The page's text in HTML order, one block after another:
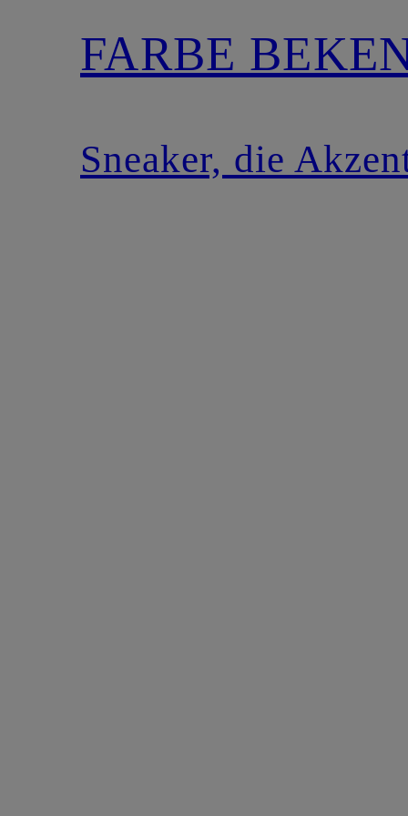
FARBE
Sneaker, die